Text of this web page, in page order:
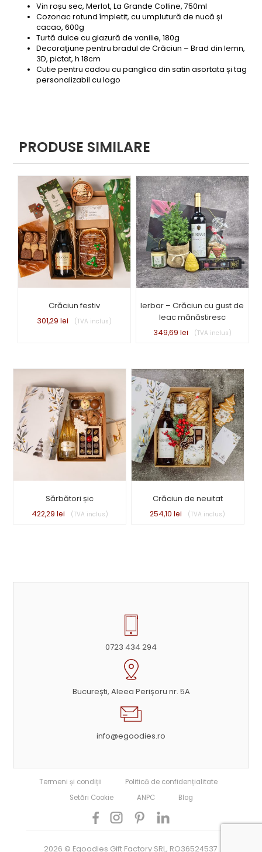
Vin roșu sec, Merlot, La Grande Colline, 750ml
Cozonac rotund împletit, cu umplutură de nucă și
cacao, 600g
Turtă dulce cu glazură de vanilie, 180g
Decoraţiune pentru bradul de Crăciun – Brad din lemn,
3D, pictat, h 18cm
Cutie pentru cadou cu panglica din satin asortata și tag
personalizabil cu logo
PRODUSE SIMILARE
Crăciun festiv
301,29lei
Ierbar – Crăciun cu gust de
leac mănăstiresc
349,69 lei
Sărbători șic
422,29 lei
Crăciun de neuitat
254,10lei
0723 434 294
București, Aleea Perișoru nr. 5A
info@egoodies.ro
Termeni și condiții
Politică de confidențialitate
Setări Cookie
ANPC Blog
2026 © Egoodies Gift Factory SRL, RO36524537